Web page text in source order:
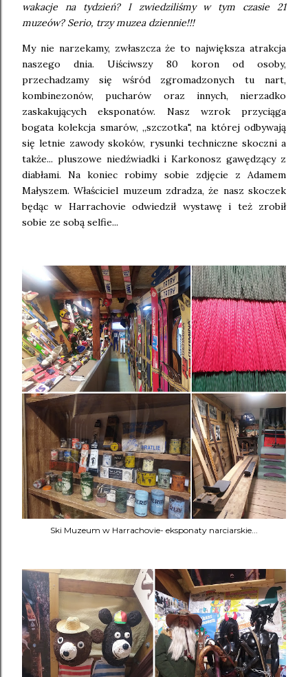
wakacje na tydzień? I zwiedziliśmy w tym czasie 21
muzeów? Serio, trzy muzea dziennie!!!
My nie narzekamy, zwłaszcza że to największa atrakcja
naszego dnia. Uiściwszy 80 koron od osoby,
przechadzamy się wśród zgromadzonych tu nart,
kombinezonów, pucharów oraz innych, nierzadko
zaskakujących eksponatów. Nasz wzrok przyciąga
bogata kolekcja smarów, ,,szczotka", na której odbywają
się letnie zawody skoków, rysunki techniczne skoczni a
także... pluszowe niedźwiadki i Karkonosz gawędzący z
diabłami. Na koniec robimy sobie zdjęcie z Adamem
Małyszem. Właściciel muzeum zdradza, że nasz skoczek
będąc w Harrachovie odwiedził wystawę i też zrobił
sobie ze sobą selfie...
Ski Muzeum w Harrachovie- eksponaty narciarskie...